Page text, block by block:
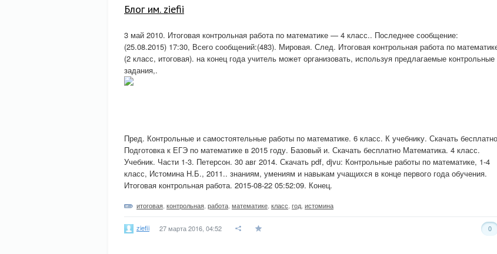
Блог им. ziefii
3 май 2010. Итоговая контрольная работа по математике — 4 класс.. Последнее сообщение:
(25.08.2015) 17:30, Всего сообщений:(483). Мировая. След. Итоговая контрольная работа по
(2 класс, итоговая). на конец года учитель может организовать, используя предлагаемые контрольные
задания,.
Пред. Контрольные и самостоятельные работы по математике. 6 класс. К учебнику. Скачать бесплатно
Подготовка к ЕГЭ по математике в 2015 году. Базовый и. Скачать бесплатно Математика. 4 класс.
Учебник. Части 1-3. Петерсон. 30 авг 2014. Скачать pdf, djvu: Контрольные работы по математике, 1-4
класс, Истомина Н.Б., 2011.. знаниям, умениям и навыкам учащихся в конце первого года обучения.
Итоговая контрольная работа. 2015-08-22 05:52:09. Конец.
итоговая контрольная работа математике класс год истомина
ziefii 27 марта 2016, 04:52 0